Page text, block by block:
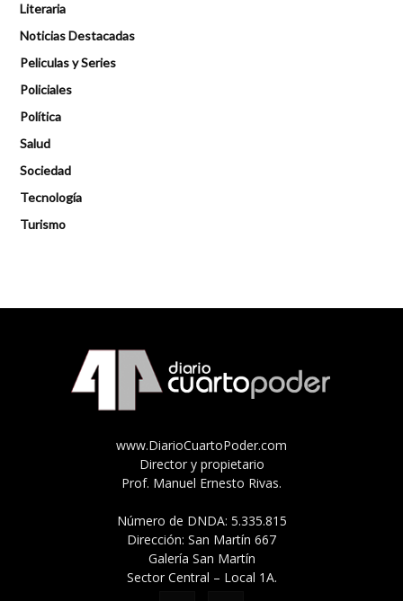
Literaria
Noticias Destacadas
Peliculas y Series
Policiales
Política
Salud
Sociedad
Tecnología
Turismo
www.DiarioCuartoPoder.com
Director y propietario
Prof. Manuel Ernesto Rivas.
Número de DNDA: 5.335.815
Dirección: San Martín 667
Galería San Martín
Sector Central – Local 1A.